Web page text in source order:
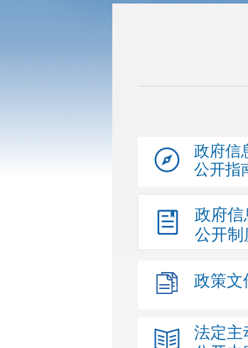
政府信
公开指
政府信
公开制
政策文
法定主